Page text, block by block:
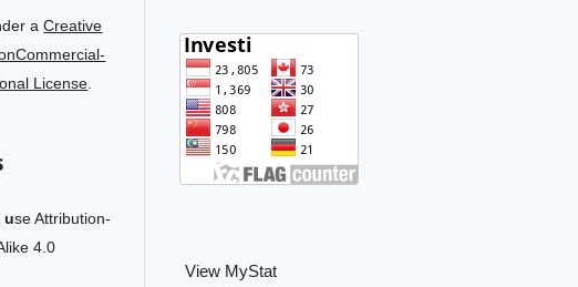
aCreative
License
use Attribution-
4.0
View MyStat